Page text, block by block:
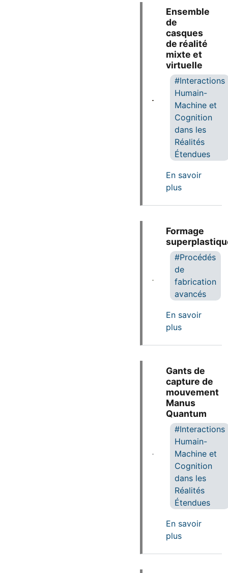
Ensemble
de
casques
de réalité
mixte et
virtuelle
Interactions
Humain-
Machine et
Cognition
dans les
Réalités
Étendues
En savoir
plussur
Formage
Procédés
de
fabrication
avancés
En savoir
plussur
Gants de
capture de
mouvement
Manus
Quantum
Interactions
Humain-
Machine et
Cognition
dans les
Réalités
Étendues
En savoir
plussur Gants